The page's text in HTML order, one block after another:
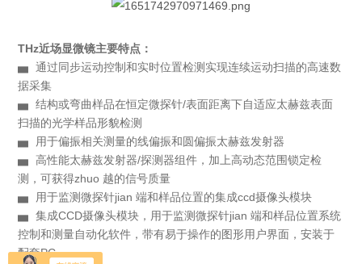
THz近场显微镜主要特点：
▅ 通过同步运动控制和实时位置检测实现连续运动扫描的高速数
据采集
▅ 结构或弯曲样品在恒定微探针/表面距离下自适应太赫兹表面
扫描的光学样品形貌检测
▅ 用于偏振相关测量的线偏振和圆偏振太赫兹发射器
▅ 高性能太赫兹发射器/探测器组件，加上高动态范围锁定检
测，可获得zhuo 越的信号质量
▅ 用于监测微探针jian 端和样品位置的集成ccd摄像头模块
▅ 集成CCD摄像头模块，用于监测微探针jian 端和样品位置系统
控制和测量自动化软件，带有易于操作的图形用户界面，安装于
配套PC